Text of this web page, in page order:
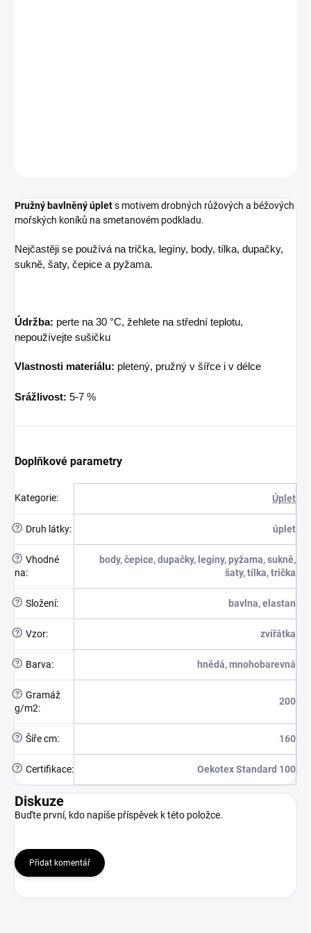
Pružný bavlněný úplets motivem drobných růžových a béžových
mořských koníků na smetanovém podkladu.
Nejčastěji se používá na trička, legíny, body, tílka, dupačky,
sukně, šaty, čepice a pyžama.
Údržba: perte na 30 °C, žehlete na střední teplotu,
nepoužívejte sušičku
Vlastnosti materiálu: pletený, pružný v šířce i v délce
Srážlivost: 5-7 %
Doplňkové parametry
Kategorie: Úplet
? Druh látky: úplet
? Vhodné
na:
body, čepice, dupačky, legíny, pyžama, sukně,
šaty, tílka, trička
? Složení: bavlna, elastan
? Vzor: zvířátka
? Barva: hnědá, mnohobarevná
? Gramáž
g/m2:
200
? Šíře cm: 160
? Certifikace: Oekotex Standard 100
Diskuze
Buďte první, kdo napíše příspěvek k této položce.
Přidat komentář